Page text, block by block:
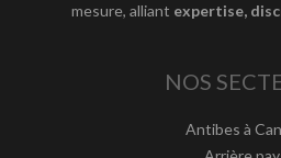
mesure, alliant expertise,
NOS
Antibes à